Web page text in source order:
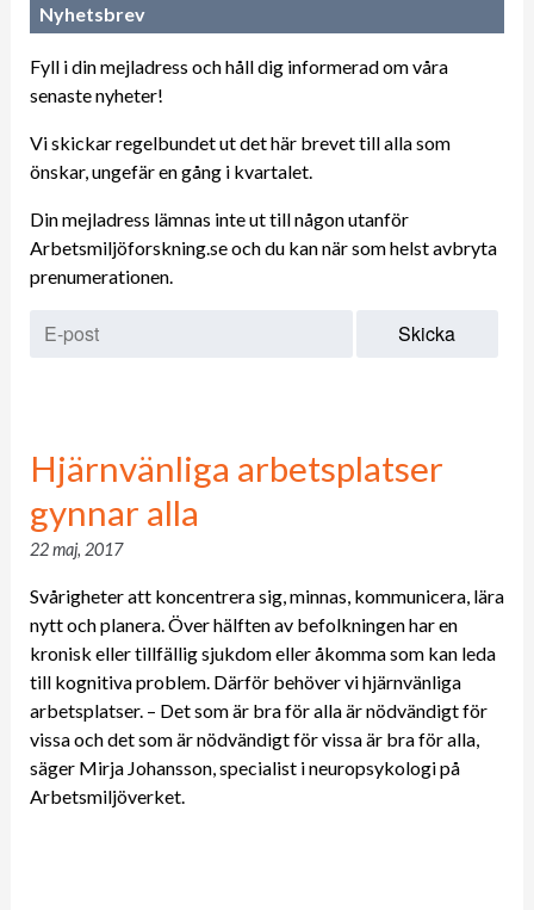
Nyhetsbrev
Fyll i din mejladress och håll dig informerad om våra
senaste nyheter!
Vi skickar regelbundet ut det här brevet till alla som
önskar, ungefär en gång i kvartalet.
Din mejladress lämnas inte ut till någon utanför
Arbetsmiljöforskning.se och du kan när som helst avbryta
prenumerationen.
Hjärnvänliga arbetsplatser
gynnar alla
22 maj, 2017
Svårigheter att koncentrera sig, minnas, kommunicera, lära
nytt och planera. Över hälften av befolkningen har en
kronisk eller tillfällig sjukdom eller åkomma som kan leda
till kognitiva problem. Därför behöver vi hjärnvänliga
arbetsplatser. – Det som är bra för alla är nödvändigt för
vissa och det som är nödvändigt för vissa är bra för alla,
säger Mirja Johansson, specialist i neuropsykologi på
Arbetsmiljöverket.